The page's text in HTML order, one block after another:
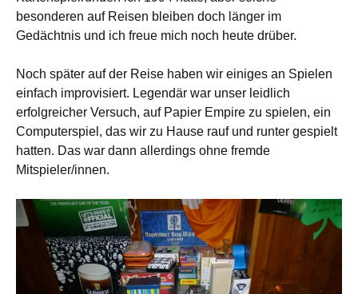
besonderen auf Reisen bleiben doch länger im
Gedächtnis und ich freue mich noch heute drüber.
Noch später auf der Reise haben wir einiges an Spielen
einfach improvisiert. Legendär war unser leidlich
erfolgreicher Versuch, auf Papier Empire zu spielen, ein
Computerspiel, das wir zu Hause rauf und runter gespielt
hatten. Das war dann allerdings ohne fremde
Mitspieler/innen.